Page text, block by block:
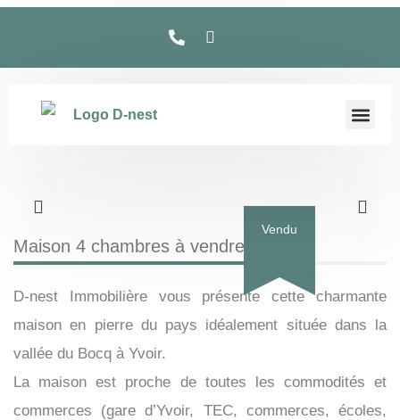
Vendu
Maison 4 chambres à vendre à Yvoir
D-nest Immobilière vous présente cette charmante
maison en pierre du pays idéalement située dans la
vallée du Bocq à Yvoir.
La maison est proche de toutes les commodités et
commerces (gare d’Yvoir, TEC, commerces, écoles,